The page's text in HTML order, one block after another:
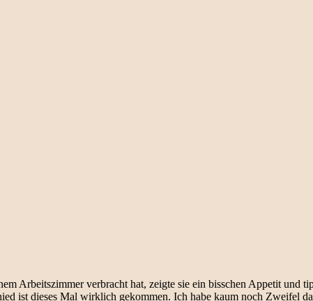
Arbeitszimmer verbracht hat, zeigte sie ein bisschen Appetit und
ist dieses Mal wirklich gekommen. Ich habe kaum noch Zweifel